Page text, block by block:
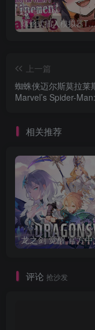
螺丝式插入模拟
上一篇
蜘蛛侠迈尔斯莫拉莱
Marvel’s Spider-
相关推荐
评论 抢沙发